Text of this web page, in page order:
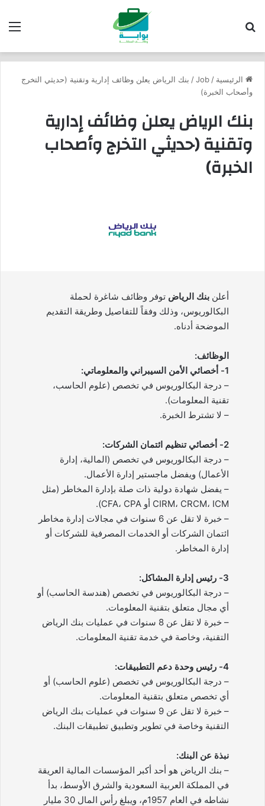
الرئيسية /
Job
/ بنك الرياض يعلن وظائف إدارية وتقنية (حديثي التخرج
وأصحاب الخبرة)
بنك الرياض يعلن وظائف إدارية
وتقنية (حديثي التخرج وأصحاب
الخبرة)
أعلن بنك الرياض توفر وظائف شاغرة لحملة
البكالوريوس، وذلك وفقاً للتفاصيل وطريقة التقديم
الموضحة أدناه.
الوظائف:
1- أخصائي الأمن السيبراني والمعلوماتي:
– درجة البكالوريوس في تخصص (علوم الحاسب،
تقنية المعلومات).
– لا تشترط الخبرة.
2- أخصائي تنظيم ائتمان الشركات:
– درجة البكالوريوس في تخصص (المالية، إدارة
الأعمال) ويفضل ماجستير إدارة الأعمال.
– يفضل شهادة دولية ذات صلة بإدارة المخاطر (مثل
CIRM، CRCM، ICM أو CFA، CPA).
– خبرة لا تقل عن 6 سنوات في مجالات إدارة مخاطر
ائتمان الشركات أو الخدمات المصرفية للشركات أو
إدارة المخاطر.
3- رئيس إدارة المشاكل:
– درجة البكالوريوس في تخصص (هندسة الحاسب) أو
أي مجال متعلق بتقنية المعلومات.
– خبرة لا تقل عن 8 سنوات في عمليات بنك الرياض
التقنية، وخاصة في خدمة تقنية المعلومات.
4- رئيس وحدة دعم التطبيقات:
– درجة البكالوريوس في تخصص (علوم الحاسب) أو
أي تخصص متعلق بتقنية المعلومات.
– خبرة لا تقل عن 9 سنوات في عمليات بنك الرياض
التقنية وخاصة في تطوير وتطبيق تطبيقات البنك.
نبذة عن البنك:
– بنك الرياض هو أحد أكبر المؤسسات المالية العريقة
في المملكة العربية السعودية والشرق الأوسط، بدأ
نشاطه في العام 1957م، ويبلغ رأس المال 30 مليار